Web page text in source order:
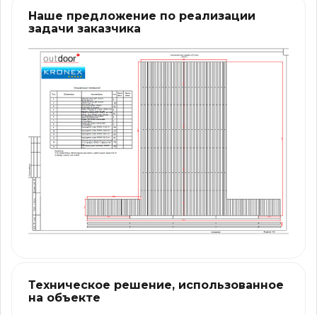
Наше предложение по реализации
задачи заказчика
Техническое решение, использованное
на объекте